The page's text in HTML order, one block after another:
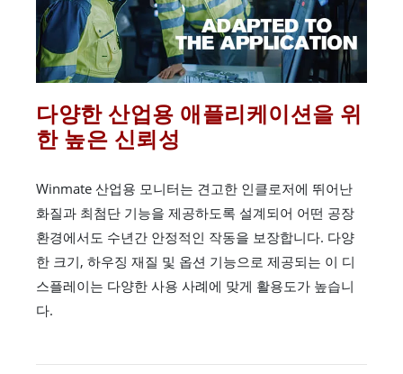
다양한 산업용 애플리케이션을 위
한 높은 신뢰성
Winmate 산업용 모니터는 견고한 인클로저에 뛰어난
화질과 최첨단 기능을 제공하도록 설계되어 어떤 공장
환경에서도 수년간 안정적인 작동을 보장합니다. 다양
한 크기, 하우징 재질 및 옵션 기능으로 제공되는 이 디
스플레이는 다양한 사용 사례에 맞게 활용도가 높습니
다.